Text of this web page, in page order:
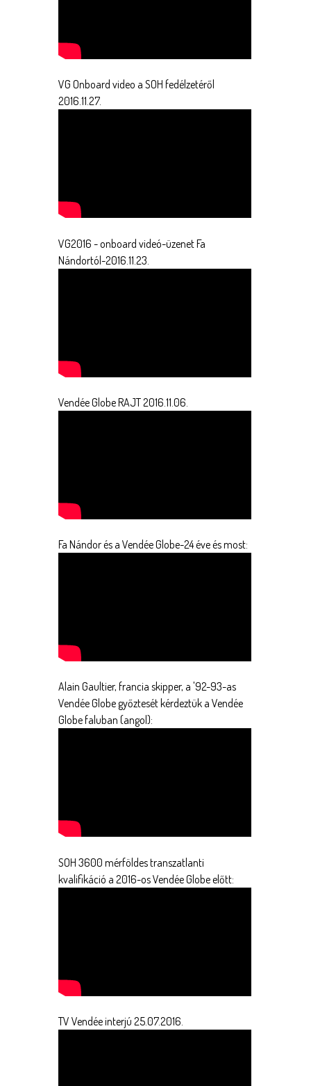
VG Onboard video a SOH fedélzetéről
2016.11.27.
VG2016 - onboard videó-üzenet Fa
Nándortól-2016.11.23.
Vendée Globe RAJT 2016.11.06.
Fa Nándor és a Vendée Globe-24 éve és most:
Alain Gaultier, francia skipper, a '92-93-as
Vendée Globe győztesét kérdeztük a Vendée
Globe faluban (angol):
SOH 3600 mérföldes transzatlanti
kvalifikáció a 2016-os Vendée Globe előtt:
TV Vendée interjú 25.07.2016.